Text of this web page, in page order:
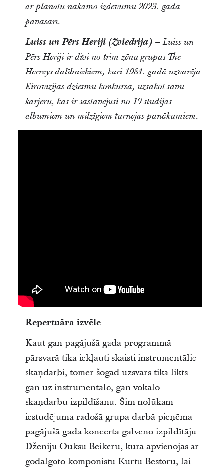
ar plānotu nākamo izdevumu 2023. gada
pavasarī.
Luiss un Pērs Heriji (Zviedrija)– Luiss un
Pērs Heriji ir divi no trim zēnu grupas The
Herreys dalībniekiem, kuri 1984. gadā uzvarēja
Eirovīzijas dziesmu konkursā, uzsākot savu
karjeru, kas ir sastāvējusi no 10 studijas
albumiem un milzīgiem turnejas panākumiem.
Repertuāra izvēle
Kaut gan pagājušā gada programmā
pārsvarā tika iekļauti skaisti instrumentālie
skaņdarbi, tomēr šogad uzsvars tika likts
gan uz instrumentālo, gan vokālo
skaņdarbu izpildīšanu. Šim nolūkam
iestudējuma radošā grupa darbā pieņēma
pagājušā gada koncerta galveno izpildītāju
Dženiju Ouksu Beikeru, kura apvienojās ar
godalgoto komponistu Kurtu Bestoru, lai